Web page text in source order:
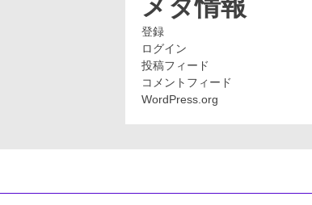
メタ情報
登録
ログイン
投稿フィード
コメントフィード
WordPress.org